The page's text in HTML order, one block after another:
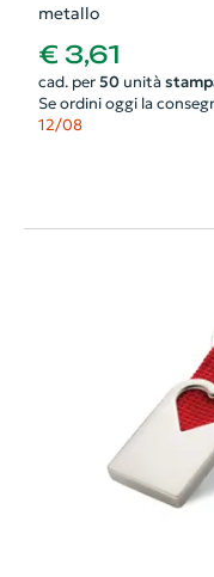
metallo
€ 3,61
cad. per 50unità
Se ordini oggi la
12/08